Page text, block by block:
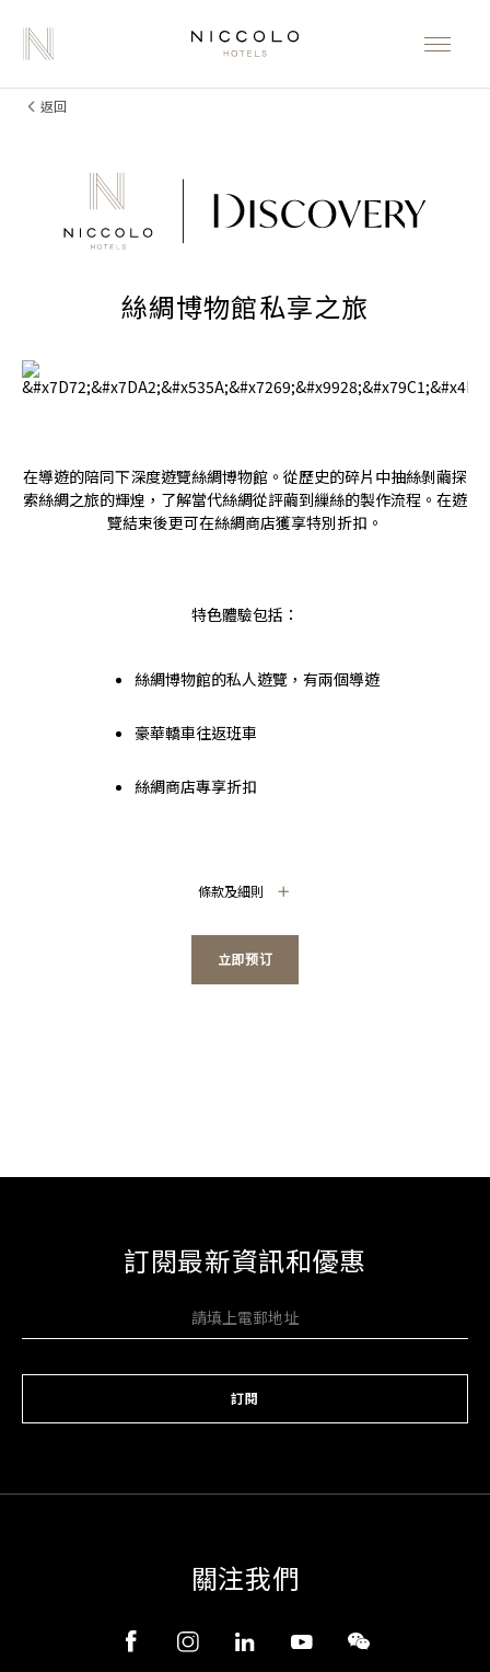
返回
絲綢博物館私享之旅
在導遊的陪同下深度遊覽絲綢博物館。從歷史的碎片中抽絲剝繭探
索絲綢之旅的輝煌，了解當代絲綢從評繭到繅絲的製作流程。在遊
覽結束後更可在絲綢商店獲享特別折扣。
特色體驗包括：
絲綢博物館的私人遊覽，有兩個導遊
豪華轎車往返班車
絲綢商店專享折扣
條款及細則
立即预订
訂閱最新資訊和優惠
訂閱
關注我們